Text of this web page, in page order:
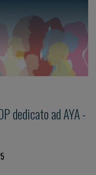
dedicato ad AYA -